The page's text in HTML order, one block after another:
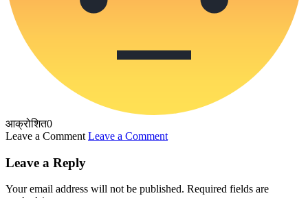
आक्रोशित0
Leave a Comment Leave a Comment
Leave a Reply
Your email address will not be published. Required fields are